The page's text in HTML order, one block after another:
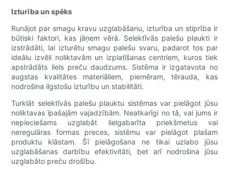
Izturība un spēks
Runājot par smagu kravu uzglabāšanu, izturība un stiprība ir
būtiski faktori, kas jāņem vērā. Selektīvās palešu plaukti ir
izstrādāti, lai izturētu smagu palešu svaru, padarot tos par
ideālu izvēli noliktavām un izplatīšanas centriem, kuros tiek
apstrādāts liels preču daudzums. Sistēma ir izgatavota no
augstas kvalitātes materiāliem, piemēram, tērauda, kas
nodrošina ilgstošu izturību un stabilitāti.
Turklāt selektīvās palešu plauktu sistēmas var pielāgot jūsu
noliktavas īpašajām vajadzībām. Neatkarīgi no tā, vai jums ir
nepieciešams uzglabāt lielgabarīta priekšmetus vai
neregulāras formas preces, sistēmu var pielāgot plašam
produktu klāstam. Šī pielāgošana ne tikai uzlabo jūsu
uzglabāšanas darbību efektivitāti, bet arī nodrošina jūsu
uzglabāto preču drošību.